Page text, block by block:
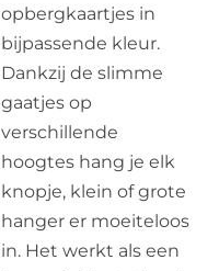
opbergkaartjes in
bijpassende kleur.
Dankzij de slimme
gaatjes op
verschillende
hoogtes hang je elk
knopje, klein of grote
hanger er moeiteloos
in. Het werkt als een